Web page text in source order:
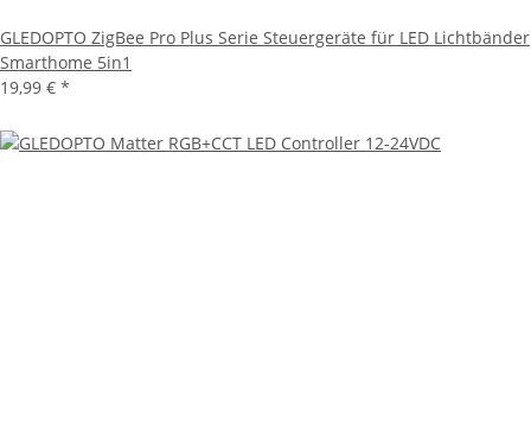
GLEDOPTO ZigBee Pro Plus Serie Steuergeräte für LED Lichtbänder
Smarthome 5in1
19,99 € *